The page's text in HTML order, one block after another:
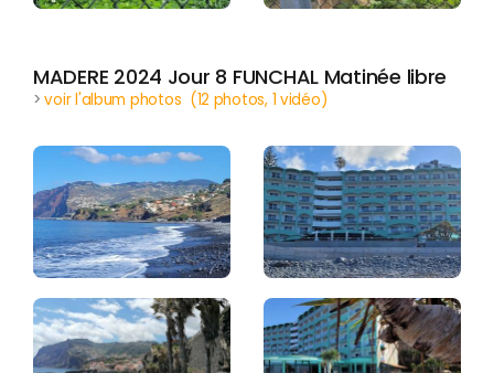
MADERE 2024 Jour 8 FUNCHAL Matinée libre
>voir l'album photos (12 photos, 1 vidéo)